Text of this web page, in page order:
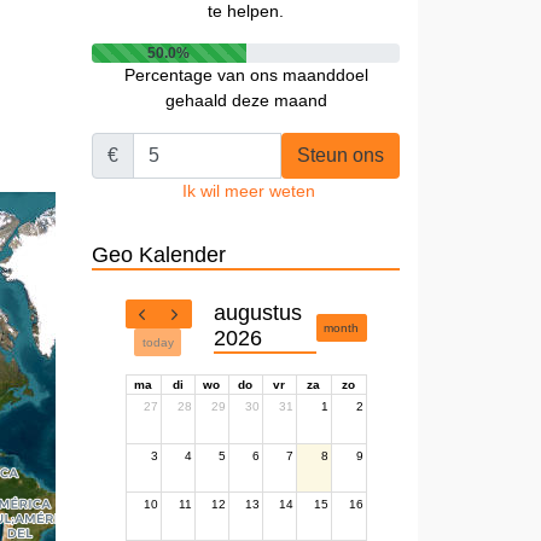
te helpen.
50.0%
Percentage van ons maanddoel
gehaald deze maand
€ Steun ons
Ik wil meer weten
Geo Kalender
today
augustus
2026
month
ma di wo do vr za
zo
27
28 29 30 31 1 2
3 4 5 6 7 8 9
10 11 12 13 14 15 16